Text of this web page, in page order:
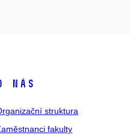
nás
struktura
fakulty